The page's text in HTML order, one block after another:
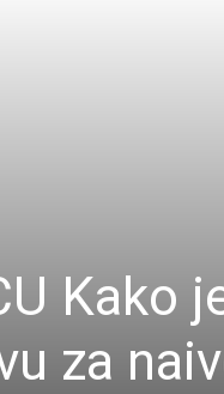
Kako
za